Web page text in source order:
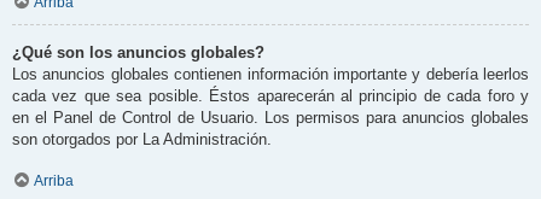
¿Qué son los anuncios globales?
Los anuncios globales contienen información importante y debería leerlos
cada vez que sea posible. Éstos aparecerán al principio de cada foro y
en el Panel de Control de Usuario. Los permisos para anuncios globales
son otorgados por La Administración.
Arriba